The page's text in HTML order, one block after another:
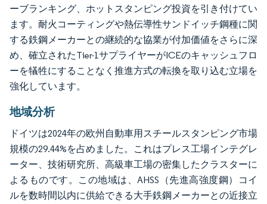
ーブランキング、ホットスタンピング投資を引き付けてい
ます。耐火コーティングや熱伝導性サンドイッチ鋼種に関
する鉄鋼メーカーとの継続的な協業が付加価値をさらに深
め、確立されたTier-1サプライヤーがICEのキャッシュフロ
ーを犠牲にすることなく推進方式の転換を取り込む立場を
強化しています。
地域分析
ドイツは2024年の欧州自動車用スチールスタンピング市場
規模の29.44%を占めました。これはプレス工場インテグレ
ーター、技術研究所、高級車工場の密集したクラスターに
よるものです。この地域は、AHSS（先進高強度鋼）コイ
ルを数時間以内に供給できる大手鉄鋼メーカーとの近接立